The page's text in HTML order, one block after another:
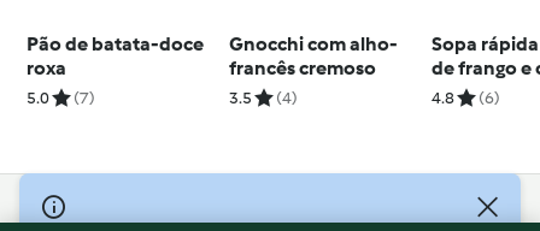
Pão de batata-doce
roxa
5.0 (7)
Gnocchi com alho-
francês cremoso
3.5 (4)
Sopa
de frango e
de-bruxelas
4.8 (6)
© Copyright 2026